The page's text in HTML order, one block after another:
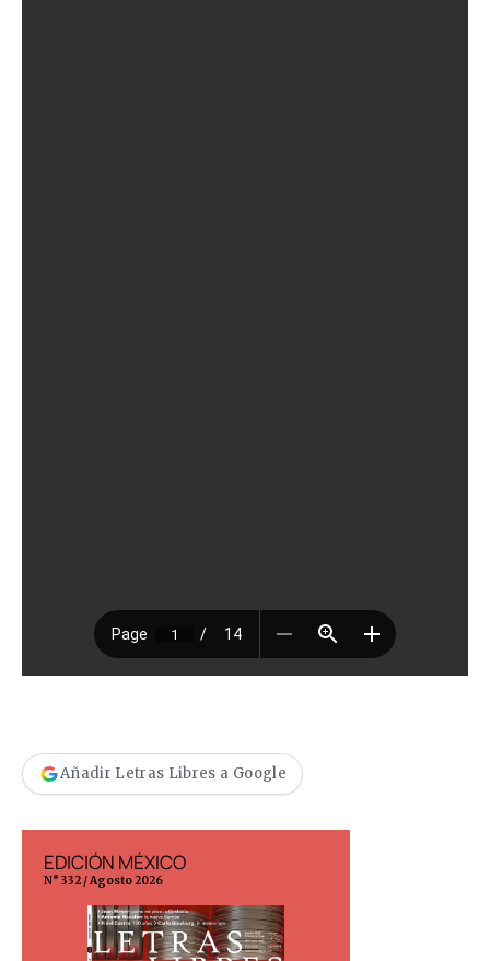
Añadir Letras Libres a Google
EDICIÓN MÉXICO
N° 332 / Agosto 2026